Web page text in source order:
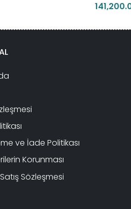
ve İade Politikası
Korunması
Sözleşmesi